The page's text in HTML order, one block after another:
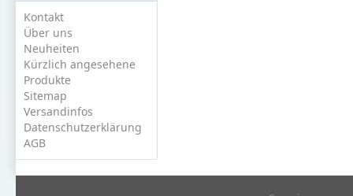
Kontakt
Über uns
Neuheiten
Kürzlich angesehene
Produkte
Sitemap
Versandinfos
Datenschutzerklärung
AGB